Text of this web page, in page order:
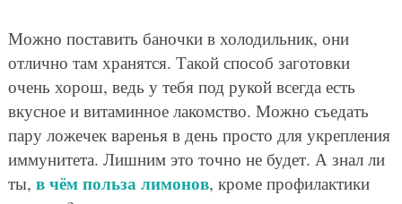
Можно поставить баночки в холодильник, они
отлично там хранятся. Такой способ заготовки
очень хорош, ведь у тебя под рукой всегда есть
вкусное и витаминное лакомство. Можно съедать
пару ложечек варенья в день просто для укрепления
иммунитета. Лишним это точно не будет. А знал ли
ты, в чём польза лимонов, кроме профилактики